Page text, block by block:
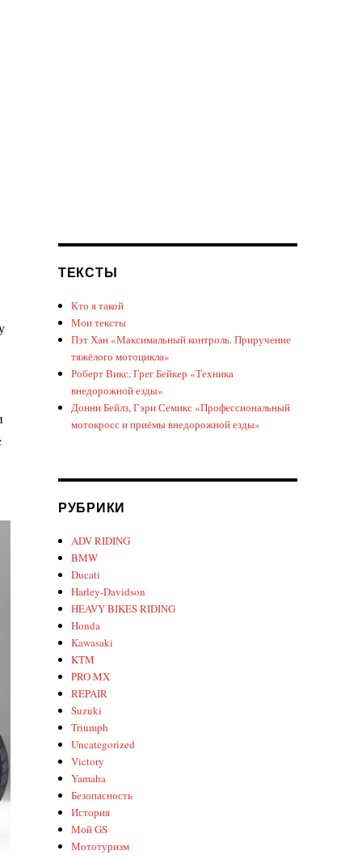
ТЕКСТЫ
Кто я такой
Мои тексты
Пэт Хан «Максимальный контроль. Приручение
тяжёлого мотоцикла»
Роберт Викс, Грег Бейкер «Техника
внедорожной езды»
Донни Бейлз, Гэри Семикс «Профессиональный
мотокросс и приёмы внедорожной езды»
РУБРИКИ
ADV RIDING
BMW
Ducati
Harley-Davidson
HEAVY BIKES RIDING
Honda
Kawasaki
KTM
PRO MX
REPAIR
Suzuki
Triumph
Uncategorized
Victory
Yamaha
Безопасность
История
Мой GS
Мототуризм